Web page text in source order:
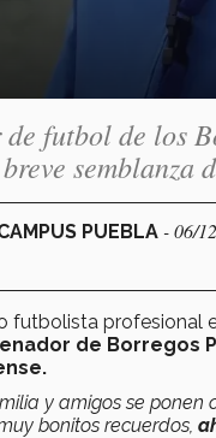
futbol de los
semblanza
PUEBLA - 06/
futbolista profesional
de Borregos
y amigos se ponen
bonitos recuerdos,